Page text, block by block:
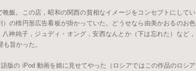
晩飯。この店，昭和の関西の貧相なイメージをコンセプトにしてい
の楕円形広告看板が掛かっていた。どうせなら由美かおるのお色
神純子，ジュディ・オング，安西なんとか（下は忘れた）など，
旨かった。
版の iPod 動画を娘に見せてやった（ロシアではこの作品のロシア